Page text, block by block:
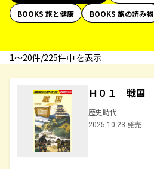
BOOKS 旅と健康
BOOKS 旅の読み物
1〜20件/225件中 を表示
Ｈ０１ 戦国
歴史時代
2025.10.23 発売